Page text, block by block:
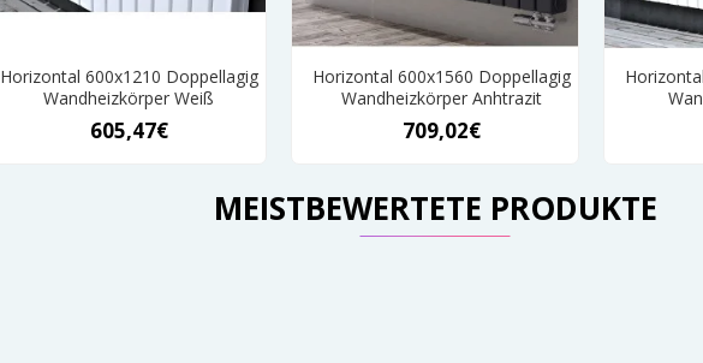
Horizontal 600x1210 Doppellagig
Wandheizkörper Weiß
605,47€
Horizontal 600x1560 Doppellagig
Wandheizkörper Anhtrazit
709,02€
MEISTBEWERTETE PRODUKTE